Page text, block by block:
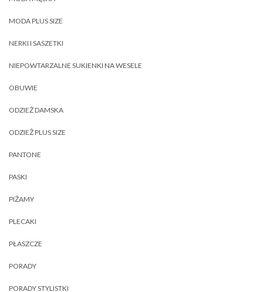
MODA PLUS SIZE
NERKI I SASZETKI
NIEPOWTARZALNE SUKIENKI NA WESELE
OBUWIE
ODZIEŻ DAMSKA
ODZIEŻ PLUS SIZE
PANTONE
PASKI
PIŻAMY
PLECAKI
PŁASZCZE
PORADY
PORADY STYLISTKI